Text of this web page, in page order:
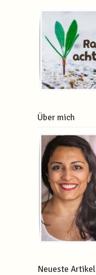
Über mich
Neueste Artikel